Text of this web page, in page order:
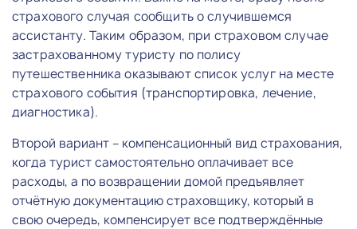
страхового случая сообщить о случившемся
ассистанту. Таким образом, при страховом случае
застрахованному туристу по полису
путешественника оказывают список услуг на месте
страхового события (транспортировка, лечение,
диагностика).
Второй вариант – компенсационный вид страхования,
когда турист самостоятельно оплачивает все
расходы, а по возвращении домой предъявляет
отчётную документацию страховщику, который в
свою очередь, компенсирует все подтверждённые